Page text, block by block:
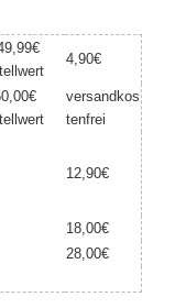
4,90€
versandkos
tenfrei
12,90€
18,00€
28,00€